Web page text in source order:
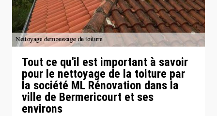
Tout ce qu'il est important à savoir
pour le nettoyage de la toiture par
la société ML Rénovation dans la
ville de Bermericourt et ses
environs